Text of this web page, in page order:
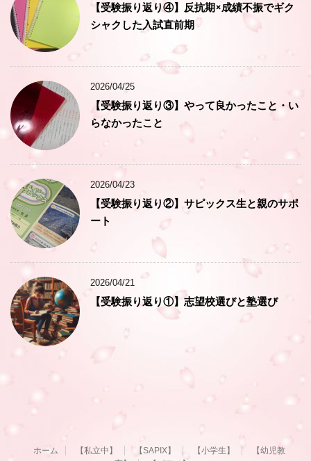
【受験振り返り④】反抗期×成績不振でギク
シャクした入試直前期
2026/04/25
【受験振り返り③】やって良かったこと・い
らなかったこと
2026/04/23
【受験振り返り②】サピックス生と親のサポ
ート
2026/04/21
【受験振り返り①】志望校選びと塾選び
ホーム 【私立中】 【SAPIX】 【小学生】
【幼児教